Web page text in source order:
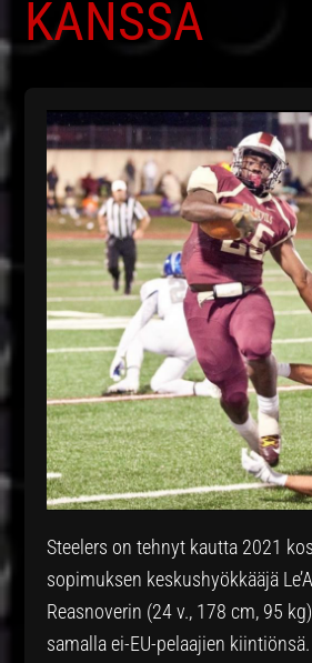
KANSSA
Steelers on tehnyt kautta 2021
sopimuksen keskushyökkääjä
Reasnoverin (24 v., 178 cm, 95
samalla ei-EU-pelaajien